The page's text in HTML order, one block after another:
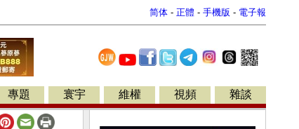
简体 - 正體 - 手機版 - 電子報
專題 寰宇 維權 視頻 雜談